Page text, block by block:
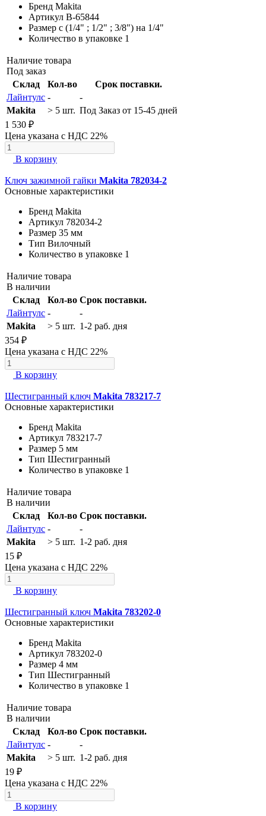
Бренд Makita
Артикул B-65844
Размер с (1/4" ; 1/2" ; 3/8") на 1/4"
Количество в упаковке 1
Наличие товара
Под заказ
Склад
Кол-во
Срок поставки.
Лайнтулс -
-
Makita
> 5 шт. Под Заказ от 15-45 дней
1 530 ₽
Цена указана с НДС 22%
В корзину
Ключ зажимной гайки Makita 782034-2
Основные характеристики
Бренд Makita
Артикул 782034-2
Размер 35 мм
Тип Вилочный
Количество в упаковке 1
Наличие товара
В наличии
Склад
Кол-во Срок поставки.
Лайнтулс -
-
Makita
> 5 шт. 1-2 раб. дня
354 ₽
Цена указана с НДС 22%
В корзину
Шестигранный ключ Makita 783217-7
Основные характеристики
Бренд Makita
Артикул 783217-7
Размер 5 мм
Тип Шестигранный
Количество в упаковке 1
Наличие товара
В наличии
Склад
Кол-во Срок поставки.
Лайнтулс -
-
Makita
> 5 шт. 1-2 раб. дня
15 ₽
Цена указана с НДС 22%
В корзину
Шестигранный ключ Makita 783202-0
Основные характеристики
Бренд Makita
Артикул 783202-0
Размер 4 мм
Тип Шестигранный
Количество в упаковке 1
Наличие товара
В наличии
Склад
Кол-во Срок поставки.
Лайнтулс -
-
Makita
> 5 шт. 1-2 раб. дня
19 ₽
Цена указана с НДС 22%
В корзину